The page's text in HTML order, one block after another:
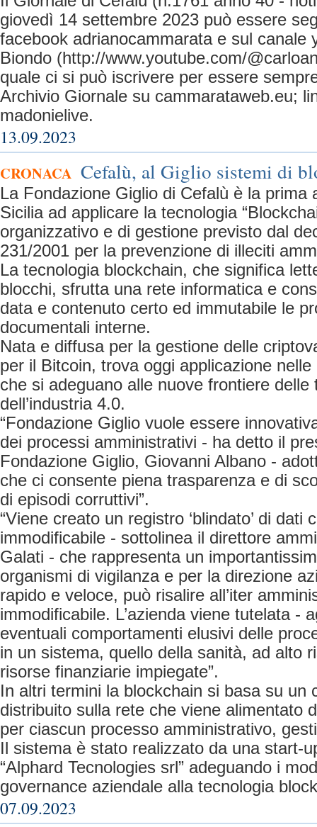
giovedì 14 settembre 2023 può essere
facebook adrianocammarata e sul canale
Biondo (http://www.youtube.com/
quale ci si può iscrivere per essere
Archivio Giornale su cammarataweb.eu;
madonielive.
13.09.2023
CRONACA Cefalù, al Giglio sistemi di
La Fondazione Giglio di Cefalù è la prima
Sicilia ad applicare la tecnologia
organizzativo e di gestione previsto dal
231/2001 per la prevenzione di illeciti
La tecnologia blockchain, che significa
blocchi, sfrutta una rete informatica e
data e contenuto certo ed immutabile le
documentali interne.
Nata e diffusa per la gestione delle
per il Bitcoin, trova oggi applicazione
che si adeguano alle nuove frontiere delle
dell’industria 4.0.
“Fondazione Giglio vuole essere
dei processi amministrativi - ha detto il
Fondazione Giglio, Giovanni Albano -
che ci consente piena trasparenza e di
di episodi corruttivi”.
“Viene creato un registro ‘blindato’ di dati
immodificabile - sottolinea il direttore
Galati - che rappresenta un
organismi di vigilanza e per la direzione
rapido e veloce, può risalire all’iter
immodificabile. L’azienda viene tutelata -
eventuali comportamenti elusivi delle
in un sistema, quello della sanità, ad alto
risorse finanziarie impiegate”.
In altri termini la blockchain si basa su un
distribuito sulla rete che viene alimentato
per ciascun processo amministrativo,
Il sistema è stato realizzato da una start-
“Alphard Tecnologies srl” adeguando i
governance aziendale alla tecnologia
07.09.2023